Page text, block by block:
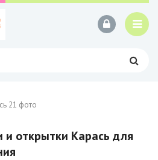
21 фото
открытки Карась для